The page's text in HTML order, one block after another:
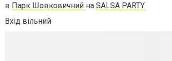
в Парк Шовковичний на SALSA PARTY
Вхід вільний